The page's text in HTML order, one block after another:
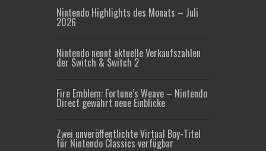
Nintendo Highlights des Monats – Juli
2026
Nintendo nennt aktuelle Verkaufszahlen
der Switch & Switch 2
Fire Emblem: Fortune’s Weave – Nintendo
Direct gewährt neue Einblicke
Zwei unveröffentlichte Virtual Boy-Titel
für Nintendo Classics verfügbar